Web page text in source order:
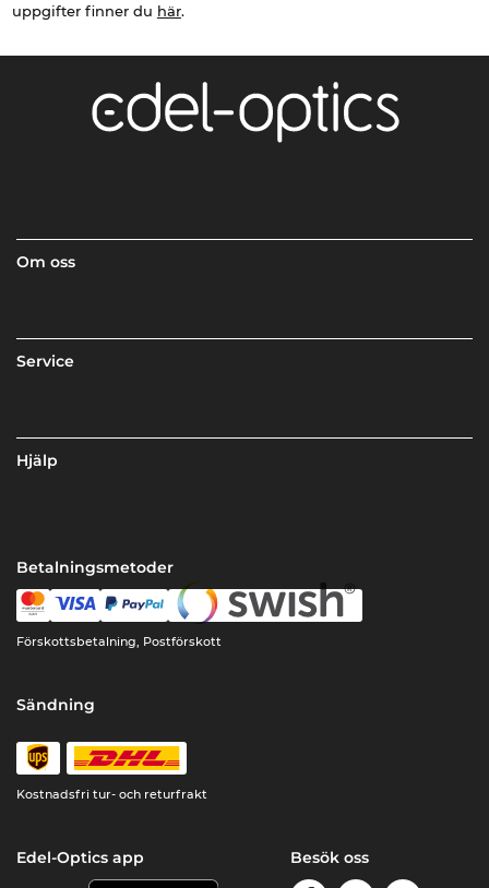
uppgifter finner du här.
Om oss
Service
Hjälp
Betalningsmetoder
Förskottsbetalning, Postförskott
Sändning
Kostnadsfri tur- och returfrakt
Edel-Optics app Besök oss